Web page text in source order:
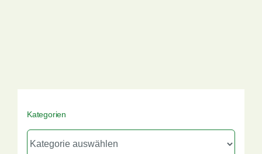
Kategorien
Kategorien